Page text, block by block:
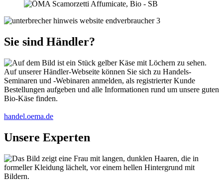
Sie sind Händler?
Auf unserer Händler-Webseite können Sie sich zu Handels-
Seminaren und -Webinaren anmelden, als registrierter Kunde
Bestellungen aufgeben und alle Informationen rund um unsere guten
Bio-Käse finden.
handel.oema.de
Unsere Experten